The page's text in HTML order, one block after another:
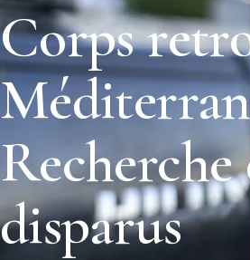
Corps
Recherche
disparus